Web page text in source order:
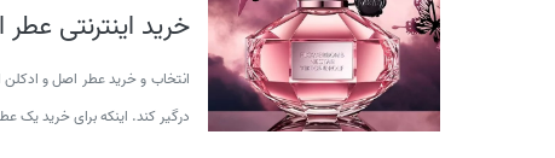
خرید اینترنتی
انتخاب و خرید عطر اصل و
درگیر کند. اینکه برای خرید یک